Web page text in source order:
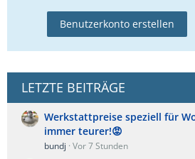
Benutzerkonto erstellen
LETZTE BEITRÄGE
Werkstattpreise speziell für
immer teurer!😡
bundj Vor 7 Stunden